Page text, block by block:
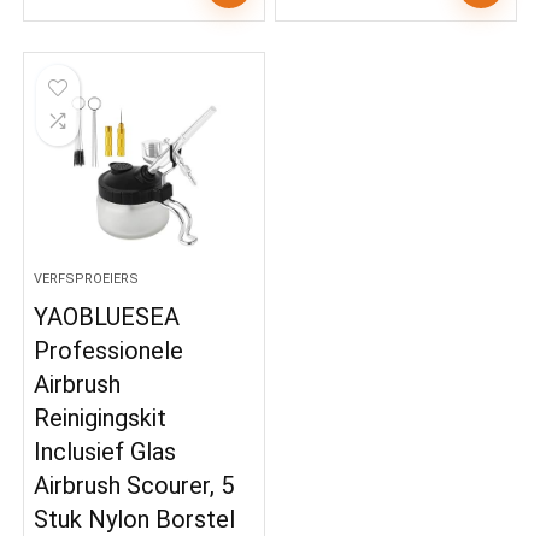
VERFSPROEIERS
YAOBLUESEA
Professionele
Airbrush
Reinigingskit
Inclusief Glas
Airbrush Scourer, 5
Stuk Nylon Borstel